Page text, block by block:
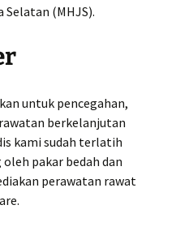
(MHJS).
untuk pencegahan,
berkelanjutan
kami sudah terlatih
pakar bedah dan
perawatan rawat